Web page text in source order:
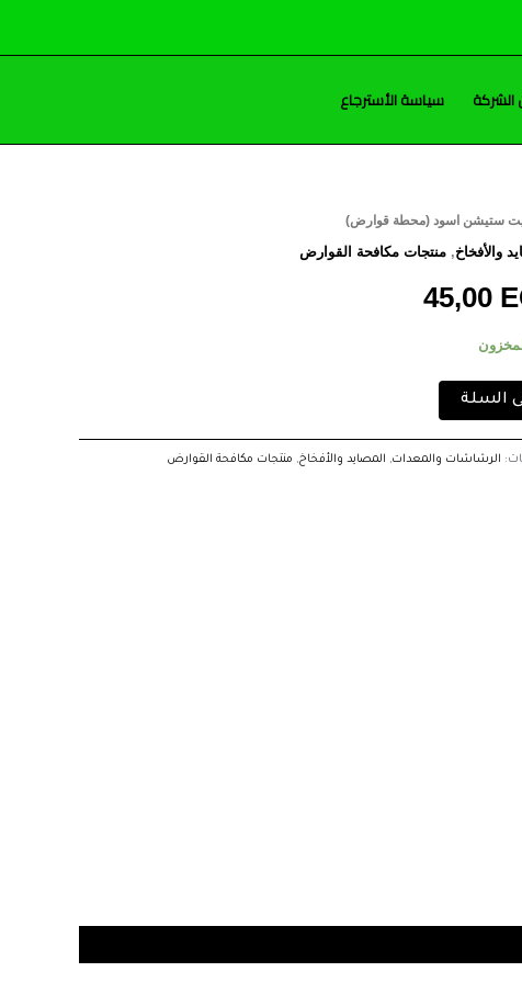
الشركة سياسة الأسترجاع
ستيشن اسود (محطة قوارض)
والأفخاخ, منتجات مكافحة القوارض
45,00
السعر
السلة
الرشاشات والمعدات, المصايد والأفخاخ, منتجات مكافحة القوارض